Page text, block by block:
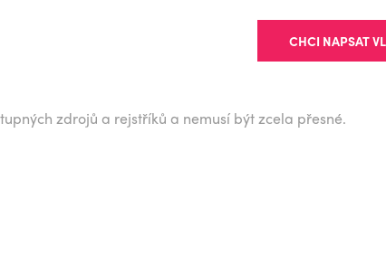
CHCI NAPSAT
zdrojů a rejstříků a nemusí být zcela přesné.